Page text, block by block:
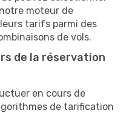
moteur de
tarifs parmi des
de vols.
de la réservation
en cours de
de tarification